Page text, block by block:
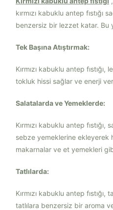
kırmızı kabuklu antep
benzersiz bir lezzet katar. Bu
Tek Başına Atıştırmak:
Kırmızı kabuklu antep
tokluk hissi sağlar ve enerji
Salatalarda ve Yemeklerde:
Kırmızı kabuklu antep
sebze yemeklerine ekleyerek
makarnalar ve et yemekleri
Tatlılarda:
Kırmızı kabuklu antep
tatlılara benzersiz bir aroma